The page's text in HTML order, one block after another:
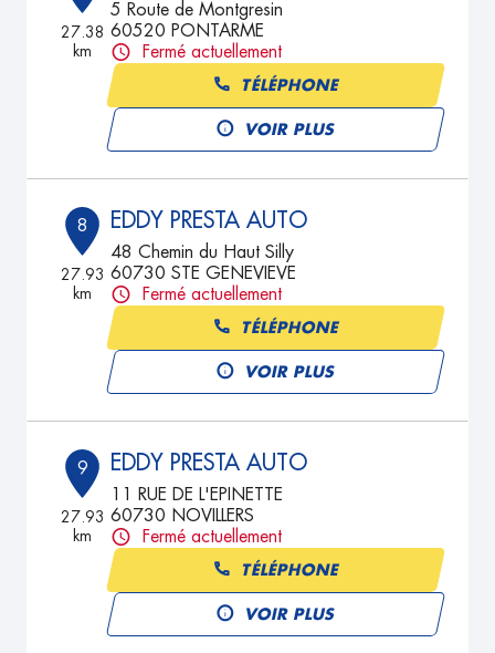
27.38
km
5 Route de Montgresin
60520 PONTARME
Fermé actuellement
TÉLÉPHONE
VOIR PLUS
8
27.93
km
EDDY PRESTA AUTO
48 Chemin du Haut Silly
60730 STE GENEVIEVE
Fermé actuellement
TÉLÉPHONE
VOIR PLUS
9
27.93
km
EDDY PRESTA AUTO
11 RUE DE L'EPINETTE
60730 NOVILLERS
Fermé actuellement
TÉLÉPHONE
VOIR PLUS